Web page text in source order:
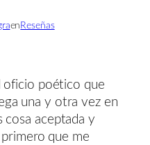
en Reseñas
oficio poético que
una y otra vez en
cosa aceptada y
que me